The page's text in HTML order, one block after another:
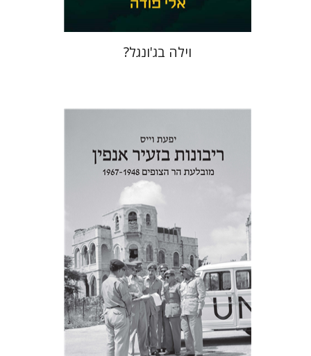
וילה בג'ונגל?
יפעת וייס
הנחת אתר ספר מודפס
$42
$38